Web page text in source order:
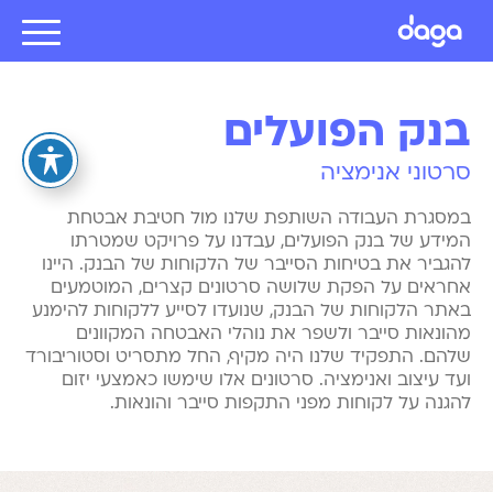
בנק הפועלים
סרטוני אנימציה
במסגרת העבודה השותפת שלנו מול חטיבת אבטחת
המידע של בנק הפועלים, עבדנו על פרויקט שמטרתו
להגביר את בטיחות הסייבר של הלקוחות של הבנק. היינו
אחראים על הפקת שלושה סרטונים קצרים, המוטמעים
באתר הלקוחות של הבנק, שנועדו לסייע ללקוחות להימנע
מהונאות סייבר ולשפר את נוהלי האבטחה המקוונים
שלהם. התפקיד שלנו היה מקיף, החל מתסריט וסטוריבורד
ועד עיצוב ואנימציה. סרטונים אלו שימשו כאמצעי יזום
להגנה על לקוחות מפני התקפות סייבר והונאות.